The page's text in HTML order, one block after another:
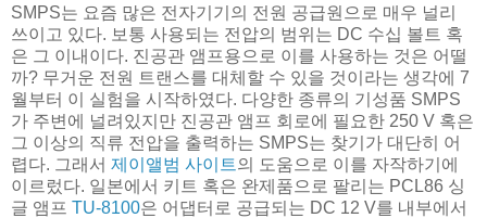
SMPS는 요즘 많은 전자기기의 전원 공급원으로 매우 널리
쓰이고 있다. 보통 사용되는 전압의 범위는 DC 수십 볼트 혹
은 그 이내이다. 진공관 앰프용으로 이를 사용하는 것은 어떨
까? 무거운 전원 트랜스를 대체할 수 있을 것이라는 생각에 7
월부터 이 실험을 시작하였다. 다양한 종류의 기성품 SMPS
가 주변에 널려있지만 진공관 앰프 회로에 필요한 250 V 혹은
그 이상의 직류 전압을 출력하는 SMPS는 찾기가 대단히 어
렵다. 그래서 제이앨범 사이트의 도움으로 이를 자작하기에
이르렀다. 일본에서 키트 혹은 완제품으로 팔리는 PCL86 싱
글 앰프 TU-8100은 어댑터로 공급되는 DC 12 V를 내부에서